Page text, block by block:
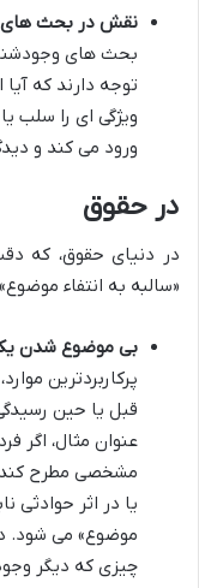
نقش در بحث های
بحث های
توجه دارند که
ویژگی ای را سلب
ورود می کند و
در حقوق
در دنیای حقوق، که
«سالبه به انتفاء
بی موضوع شدن یک
پرکاربردترین
قبل یا حین
عنوان مثال، اگر
مشخصی مطرح
یا در اثر حوادثی
موضوع» می شود.
چیزی که دیگر